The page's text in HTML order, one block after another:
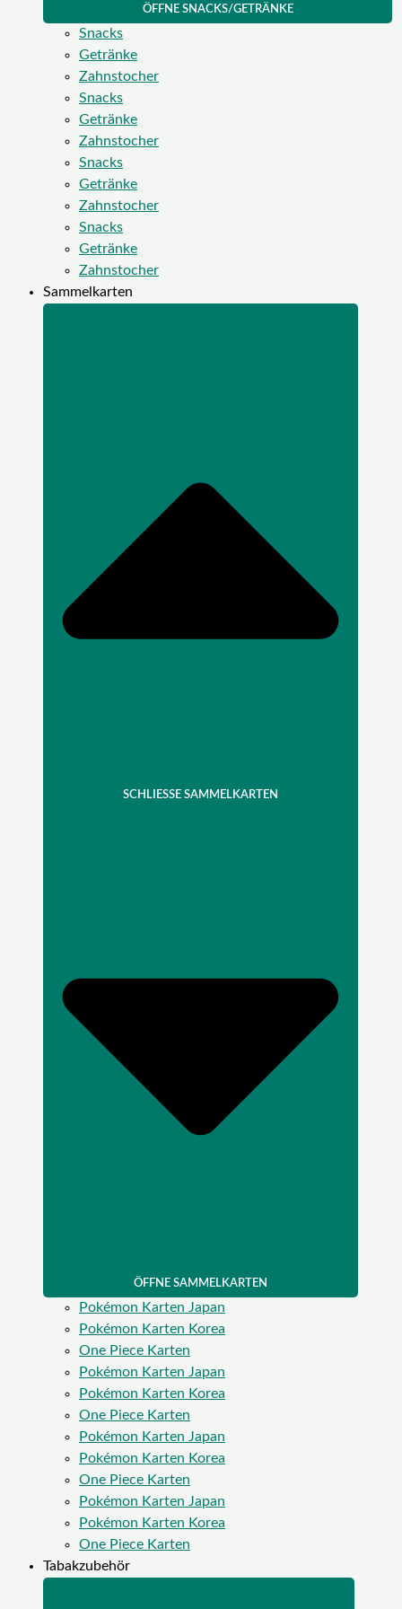
ÖFFNE SNACKS/GETRÄNKE
Snacks
Getränke
Zahnstocher
Snacks
Getränke
Zahnstocher
Snacks
Getränke
Zahnstocher
Snacks
Getränke
Zahnstocher
Sammelkarten
SCHLIESSE SAMMELKARTEN
ÖFFNE SAMMELKARTEN
Pokémon Karten Japan
Pokémon Karten Korea
One Piece Karten
Pokémon Karten Japan
Pokémon Karten Korea
One Piece Karten
Pokémon Karten Japan
Pokémon Karten Korea
One Piece Karten
Pokémon Karten Japan
Pokémon Karten Korea
One Piece Karten
Tabakzubehör